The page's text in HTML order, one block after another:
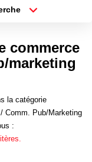
commerce
marketing
la catégorie
Comm. Pub/Marketing
: